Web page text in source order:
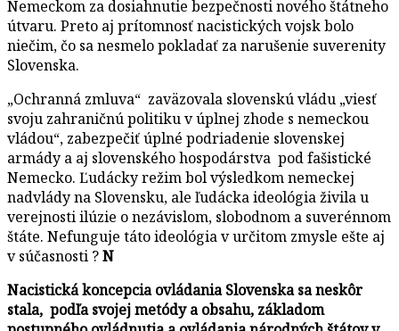
Nemeckom za dosiahnutie bezpečnosti nového štátneho
útvaru. Preto aj prítomnosť nacistických vojsk bolo
niečim, čo sa nesmelo pokladať za narušenie suverenity
Slovenska.
„Ochranná zmluva“ zaväzovala slovenskú vládu „viesť
svoju zahraničnú politiku v úplnej zhode s nemeckou
vládou“, zabezpečiť úplné podriadenie slovenskej
armády a aj slovenského hospodárstva pod fašistické
Nemecko. Ľudácky režim bol výsledkom nemeckej
nadvlády na Slovensku, ale ľudácka ideológia živila u
verejnosti ilúzie o nezávislom, slobodnom a suverénnom
štáte. Nefunguje táto ideológia v určitom zmysle ešte aj
v súčasnosti ?N
Nacistická koncepcia ovládania Slovenska sa neskôr
stala, podľa svojej metódy a obsahu, základom